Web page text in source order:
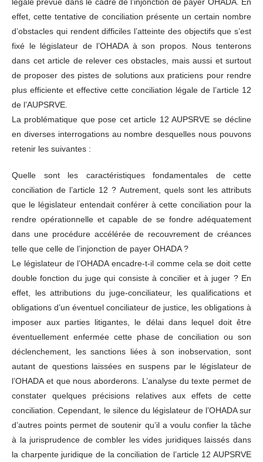
effet, cette tentative de conciliation présente un certain nombre
d’obstacles qui rendent difficiles l’atteinte des objectifs que s’est
fixé le législateur de l’OHADA à son propos. Nous tenterons
dans cet article de relever ces obstacles, mais aussi et surtout
de proposer des pistes de solutions aux praticiens pour rendre
plus efficiente et effective cette conciliation légale de l’article 12
de l’AUPSRVE.
La problématique que pose cet article 12 AUPSRVE se décline
en diverses interrogations au nombre desquelles nous pouvons
retenir les suivantes :
Quelle sont les caractéristiques fondamentales de cette
conciliation de l’article 12 ? Autrement, quels sont les attributs
que le législateur entendait conférer à cette conciliation pour la
rendre opérationnelle et capable de se fondre adéquatement
dans une procédure accélérée de recouvrement de créances
telle que celle de l’injonction de payer OHADA ?
Le législateur de l’OHADA encadre-t-il comme cela se doit cette
double fonction du juge qui consiste à concilier et à juger ? En
effet, les attributions du juge-conciliateur, les qualifications et
obligations d’un éventuel conciliateur de justice, les obligations à
imposer aux parties litigantes, le délai dans lequel doit être
éventuellement enfermée cette phase de conciliation ou son
déclenchement, les sanctions liées à son inobservation, sont
autant de questions laissées en suspens par le législateur de
l’OHADA et que nous aborderons. L’analyse du texte permet de
constater quelques précisions relatives aux effets de cette
conciliation. Cependant, le silence du législateur de l’OHADA sur
d’autres points permet de soutenir qu’il a voulu confier la tâche
à la jurisprudence de combler les vides juridiques laissés dans
la charpente juridique de la conciliation de l’article 12 AUPSRVE